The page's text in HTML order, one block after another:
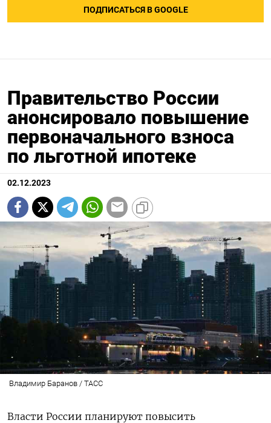
ПОДПИСАТЬСЯ В GOOGLE
Правительство России
анонсировало повышение
первоначального взноса
по льготной ипотеке
02.12.2023
Владимир Баранов / ТАСС
Власти России планируют повысить